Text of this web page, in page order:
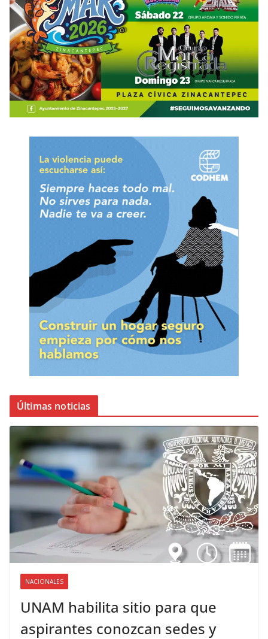
Últimas noticias
NACIONALES
UNAM habilita sitio para que
aspirantes conozcan sedes y